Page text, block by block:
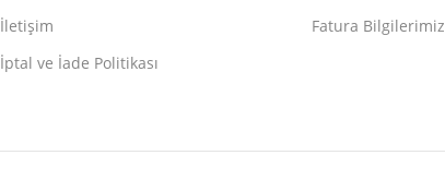
İletişim
İptal ve İade Politikası
Fatura Bilgilerimiz